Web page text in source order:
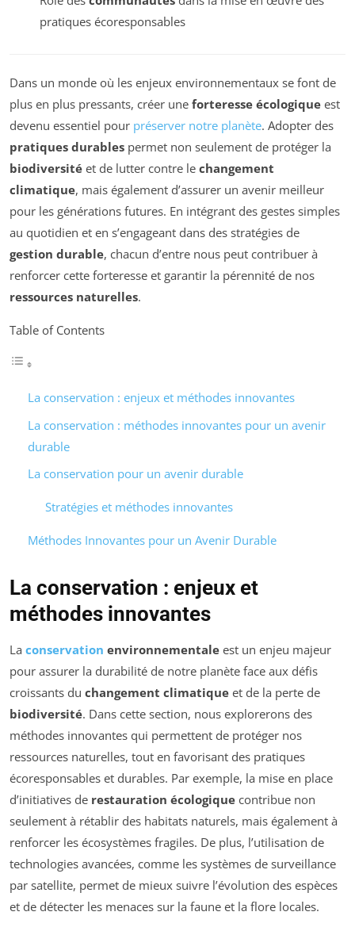
pratiques écoresponsables
Dans un monde où les enjeux environnementaux se font de
plus en plus pressants, créer une forteresse écologique est
devenu essentiel pour préserver notre planète. Adopter des
pratiques durables permet non seulement de protéger la
biodiversité et de lutter contre le changement
climatique, mais également d’assurer un avenir meilleur
pour les générations futures. En intégrant des gestes simples
au quotidien et en s’engageant dans des stratégies de
gestion durable, chacun d’entre nous peut contribuer à
renforcer cette forteresse et garantir la pérennité de nos
ressources naturelles.
Table of Contents
La conservation : enjeux et méthodes innovantes
La conservation : méthodes innovantes pour un avenir
durable
La conservation pour un avenir durable
Stratégies et méthodes innovantes
Méthodes Innovantes pour un Avenir Durable
La conservation : enjeux et
méthodes innovantes
La conservation environnementale est un enjeu majeur
pour assurer la durabilité de notre planète face aux défis
croissants du changement climatique et de la perte de
biodiversité. Dans cette section, nous explorerons des
méthodes innovantes qui permettent de protéger nos
ressources naturelles, tout en favorisant des pratiques
écoresponsables et durables. Par exemple, la mise en place
d’initiatives de restauration écologique contribue non
seulement à rétablir des habitats naturels, mais également à
renforcer les écosystèmes fragiles. De plus, l’utilisation de
technologies avancées, comme les systèmes de surveillance
par satellite, permet de mieux suivre l’évolution des espèces
et de détecter les menaces sur la faune et la flore locales.